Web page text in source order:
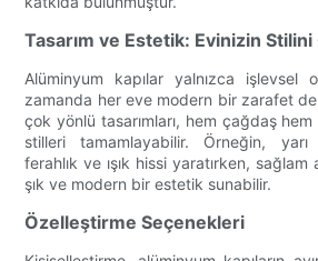
Tasarım ve Estetik: Evinizin
Alüminyum kapılar yalnızca işlevsel
zamanda her eve modern bir zarafet
çok yönlü tasarımları, hem çağdaş
stilleri tamamlayabilir. Örneğin,
ferahlık ve ışık hissi yaratırken,
şık ve modern bir estetik sunabilir.
Özelleştirme Seçenekleri